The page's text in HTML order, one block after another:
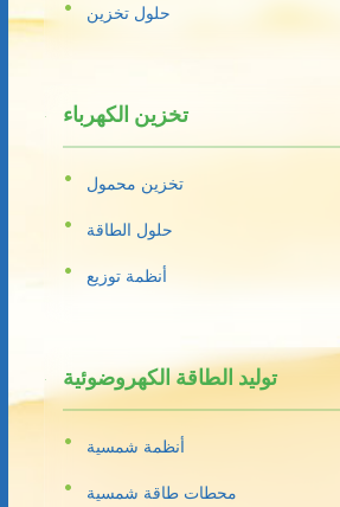
حلول تخزين
تخزين الكهرباء
تخزين محمول
حلول الطاقة
أنظمة توزيع
توليد الطاقة الكهروضوئية
أنظمة شمسية
محطات طاقة شمسية